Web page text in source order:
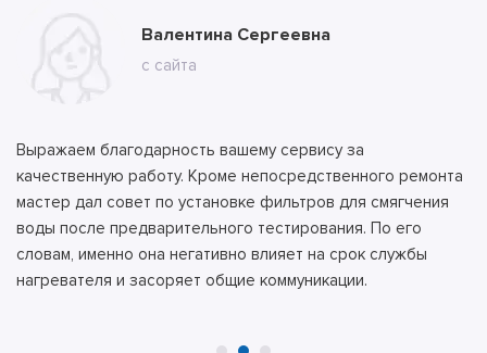
Марина
с ВК
Валентина Сергеевна
с сайта
Выражаем благодарность вашему сервису за
качественную работу. Кроме непосредственного ремонта
мастер дал совет по установке фильтров для смягчения
воды после предварительного тестирования. По его
словам, именно она негативно влияет на срок службы
нагревателя и засоряет общие коммуникации.
Владимир
с сайта